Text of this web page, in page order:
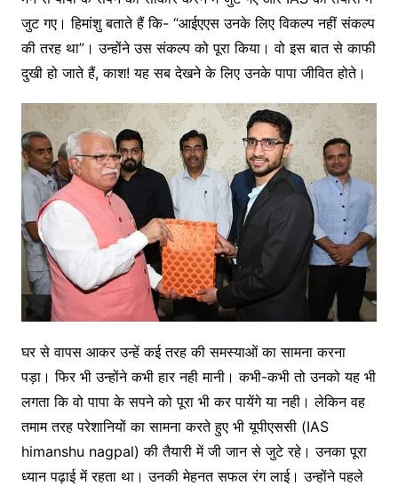
जुट गए। हिमांशु बताते हैं कि- “आईएएस उनके लिए विकल्प नहीं संकल्प
की तरह था”। उन्होंने उस संकल्प को पूरा किया। वो इस बात से काफी
दुखी हो जाते हैं, काश! यह सब देखने के लिए उनके पापा जीवित होते।
घर से वापस आकर उन्हें कई तरह की समस्याओं का सामना करना
पड़ा। फिर भी उन्होंने कभी हार नही मानी। कभी-कभी तो उनको यह भी
लगता कि वो पापा के सपने को पूरा भी कर पायेंगे या नही। लेकिन वह
तमाम तरह परेशानियों का सामना करते हुए भी यूपीएससी (IAS
himanshu nagpal) की तैयारी में जी जान से जुटे रहे। उनका पूरा
ध्यान पढ़ाई में रहता था। उनकी मेहनत सफल रंग लाई। उन्होंने पहले